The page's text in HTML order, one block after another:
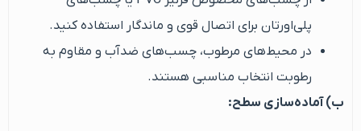
پلی‌اورتان برای اتصال قوی و ماندگار استفاده کنید.
در محیط‌های مرطوب، چسب‌های ضدآب و مقاوم به
رطوبت انتخاب مناسبی هستند.
ب) آماده‌سازی سطح: